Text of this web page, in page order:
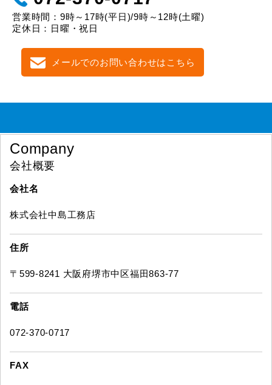
営業時間：9時～17時(平日)/9時～12時(土曜)
定休日：日曜・祝日
メールでのお問い合わせはこちら
Company
会社概要
会社名
株式会社中島工務店
住所
〒599-8241 大阪府堺市中区福田863-77
電話
072-370-0717
FAX